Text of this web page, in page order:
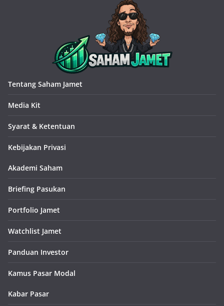
Tentang Saham Jamet
Media Kit
Syarat & Ketentuan
Kebijakan Privasi
Akademi Saham
Briefing Pasukan
Portfolio Jamet
Watchlist Jamet
Panduan Investor
Kamus Pasar Modal
Kabar Pasar